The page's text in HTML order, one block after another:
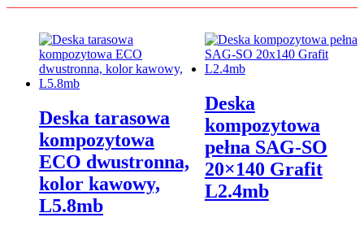
Deska tarasowa
kompozytowa
ECO dwustronna,
kolor kawowy,
L5.8mb
Deska
kompozytowa
pełna SAG-SO
20×140 Grafit
L2.4mb